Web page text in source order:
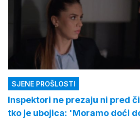
SJENE PROŠLOSTI
Inspektori ne prezaju ni pred
tko je ubojica: 'Moramo doći